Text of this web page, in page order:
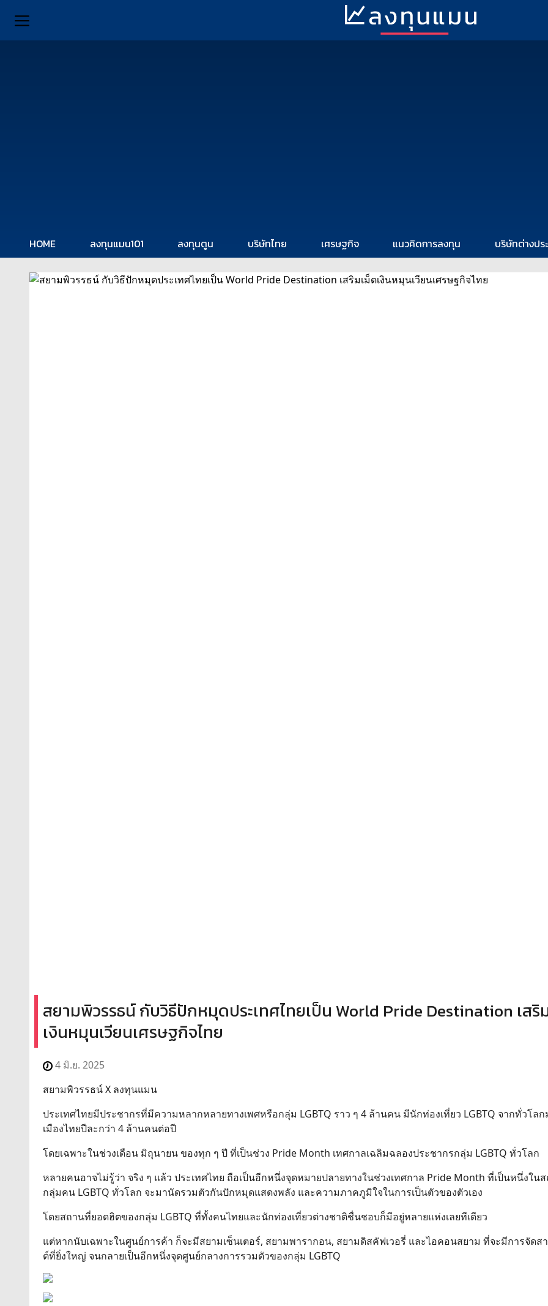
HOME ลงทุนแมน101 ลงทุนตูน บริษัทไทย เศรษฐกิจ แนวคิดการลงทุน บริษัทต่างปร
สยามพิวรรธน์ กับวิธีปักหมุดประเทศไทยเป็น World Pride Destination เสริ
เงินหมุนเวียนเศรษฐกิจไทย
4 มิ.ย. 2025
สยามพิวรรธน์ X ลงทุนแมน
ประเทศไทยมีประชากรที่มีความหลากหลายทางเพศหรือกลุ่ม LGBTQ ราว ๆ 4 ล้านคน มีนักท่องเที่ยว LGBTQ จากทั่วโลก
เมืองไทยปีละกว่า 4 ล้านคนต่อปี
โดยเฉพาะในช่วงเดือน มิถุนายน ของทุก ๆ ปี ที่เป็นช่วง Pride Month เทศกาลเฉลิมฉลองประชากรกลุ่ม LGBTQ ทั่วโลก
หลายคนอาจไม่รู้ว่า จริง ๆ แล้ว ประเทศไทย ถือเป็นอีกหนึ่งจุดหมายปลายทางในช่วงเทศกาล Pride Month ที่เป็นหนึ่งใน
กลุ่มคน LGBTQ ทั่วโลก จะมานัดรวมตัวกันปักหมุดแสดงพลัง และความภาคภูมิใจในการเป็นตัวของตัวเอง
โดยสถานที่ยอดฮิตของกลุ่ม LGBTQ ที่ทั้งคนไทยและนักท่องเที่ยวต่างชาติชื่นชอบก็มีอยู่หลายแห่งเลยทีเดียว
แต่หากนับเฉพาะในศูนย์การค้า ก็จะมีสยามเซ็นเตอร์, สยามพารากอน, สยามดิสคัฟเวอรี่ และไอคอนสยาม ที่จะมีการจัดส
ต์ที่ยิ่งใหญ่ จนกลายเป็นอีกหนึ่งจุดศูนย์กลางการรวมตัวของกลุ่ม LGBTQ